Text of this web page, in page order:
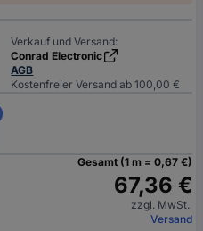
Verkauf und Versand:
Conrad Electronic
AGB
Kostenfreier Versand ab 100,00 €
Gesamt (1 m = 0,67 €)
67,36 €
zzgl. MwSt.
Versand